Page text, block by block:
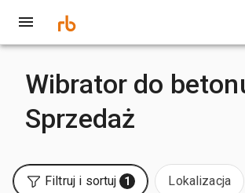
Wibrator do
Sprzedaż
Filtruj i sortuj 1 Lokalizacja